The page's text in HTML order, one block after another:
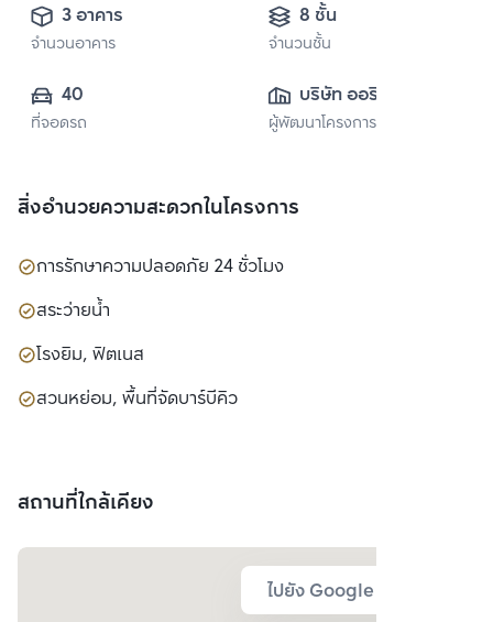
3 อาคาร
จำนวนอาคาร
8 ชั้น
จำนวนชั้น
40
ที่จอดรถ
บริษัท ออริจิ้น
พร็อพเพอร์ตี้ จำกัด
ผู้พัฒนาโครงการ
สิ่งอำนวยความสะดวกในโครงการ
การรักษาความปลอดภัย 24 ชั่วโมง
สระว่ายน้ำ
โรงยิม, ฟิตเนส
สวนหย่อม, พื้นที่จัดบาร์บีคิว
สถานที่ใกล้เคียง
ไปยัง Google Map